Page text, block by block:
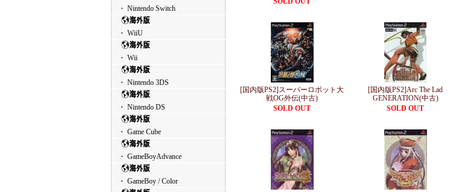
・ Nintendo Switch
・ WiiU
・ Wii
・ Nintendo 3DS
・ Nintendo DS
・ Game Cube
・ GameBoyAdvance
・ GameBoy / Color
[国内版PS2]スーパーロボット大
戦OG外伝(中古)
SOLD OUT
[国内版PS2]Arc The Lad
GENERATION(中古)
SOLD OUT